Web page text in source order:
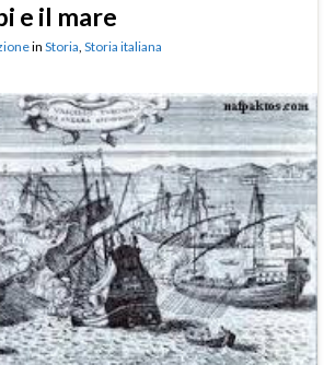
e il mare
in Storia, Storia italiana